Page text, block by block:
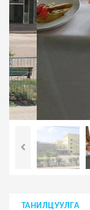
ТАНИЛЦУУЛГА